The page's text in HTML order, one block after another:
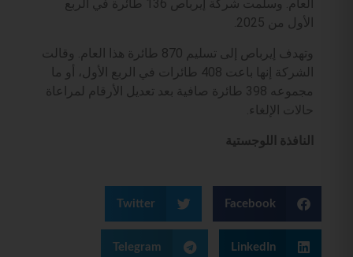
العام. وسلمت شركة إيرباص 136 ⁠طائرة ‌في الربع
الأول من ​2025.
وتهدف إيرباص إلى ‌تسليم ​870 ⁠طائرة ​هذا العام. وقالت
الشركة ‌إنها باعت 408 طائرات في الربع الأول، أو ما
مجموعه 398 طائرة صافية بعد تعديل الأرقام ​لمراعاة
حالات الإلغاء.
النافذة اللوجستية
Facebook
Twitter
LinkedIn
Telegram